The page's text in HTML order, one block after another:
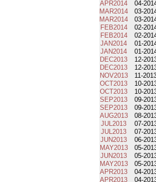
APR2014
04-
MAR2014
03-
MAR2014
03-
FEB2014
02-
FEB2014
02-
JAN2014
01-
JAN2014
01-
DEC2013
12-
DEC2013
12-
NOV2013
11-
OCT2013
10-
OCT2013
10-
SEP2013
09-
SEP2013
09-
AUG2013
08-
JUL2013
07-
JUL2013
07-
JUN2013
06-
MAY2013
05-
JUN2013
05-
MAY2013
05-
APR2013
04-
APR2013
04-